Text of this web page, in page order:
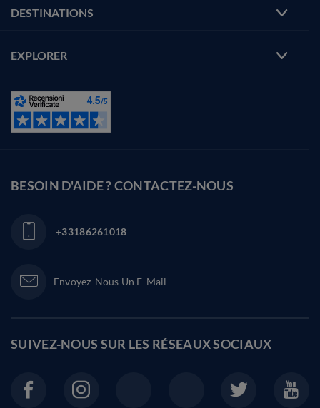
DESTINATIONS
EXPLORER
BESOIN D'AIDE ? CONTACTEZ-NOUS
+33186261018
Envoyez-Nous Un E-Mail
SUIVEZ-NOUS SUR LES RÉSEAUX SOCIAUX